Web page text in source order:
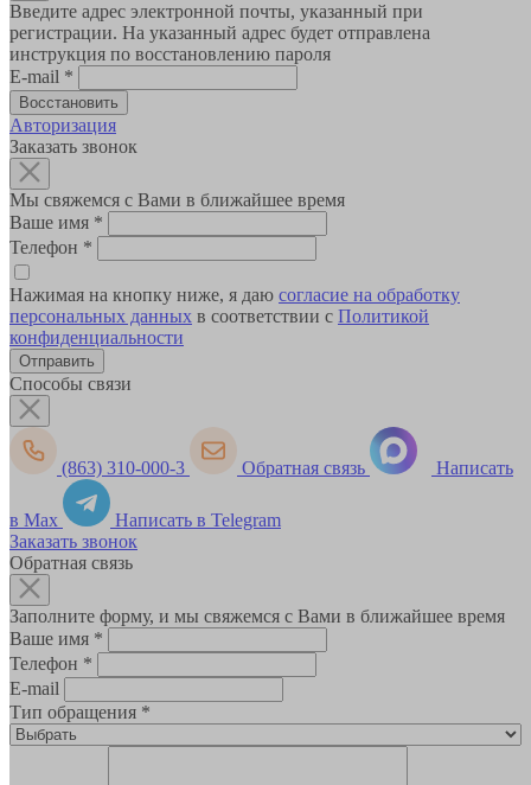
Введите адрес электронной почты, указанный при
регистрации. На указанный адрес будет отправлена
инструкция по восстановлению пароля
E-mail *
Авторизация
Заказать звонок
Мы свяжемся с Вами в ближайшее время
Ваше имя *
Телефон *
Нажимая на кнопку ниже, я даю согласие на обработку
персональных данных в соответствии с Политикой
конфиденциальности
Способы связи
(863) 310-000-3 Обратная связь Написать
в Max
Написать в Telegram
Заказать звонок
Обратная связь
Заполните форму, и мы свяжемся с Вами в ближайшее время
Ваше имя *
Телефон *
E-mail
Тип обращения *